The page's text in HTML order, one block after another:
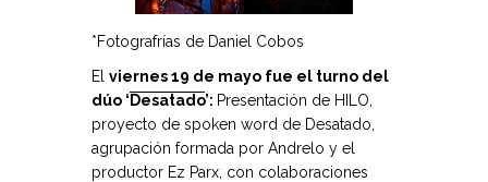
*Fotografrías de Daniel Cobos
El viernes 19 de mayo fue el turno del
dúo ‘Desatado’: Presentación de HILO,
proyecto de spoken word de Desatado,
agrupación formada por Andrelo y el
productor Ez Parx, con colaboraciones